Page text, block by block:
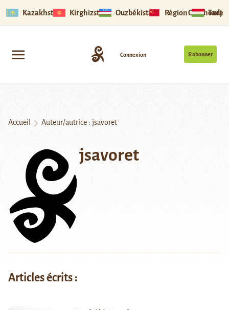
Kazakhstan Kirghizstan Ouzbékistan Région Ouïghoure
S’abonner
Connexion
Accueil Auteur/autrice : jsavoret
jsavoret
Articles écrits :